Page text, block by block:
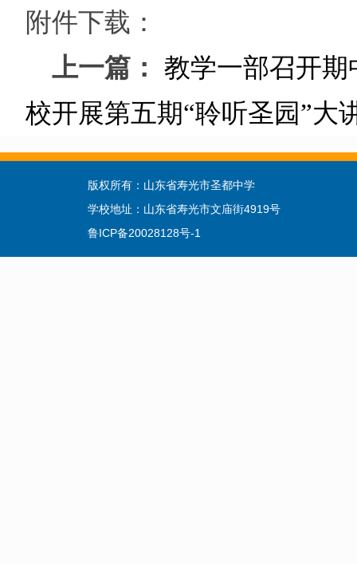
附件下载：
上一篇：
教学一部召开
校开展第五期“聆听圣园”大
版权所有：山东省寿光市圣都中学 联系
学校地址：山东省寿光市文庙街4919号 复
鲁ICP备20028128号-1